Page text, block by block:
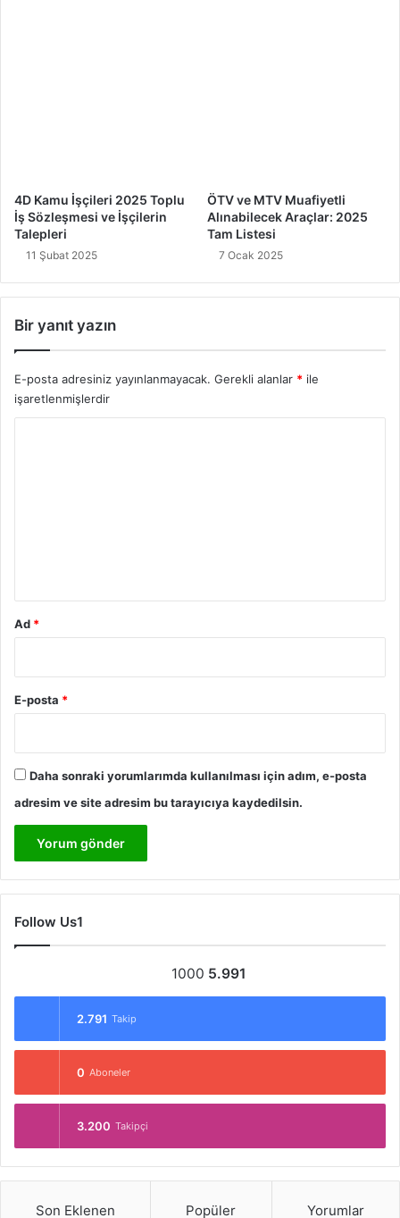
4D Kamu İşçileri 2025 Toplu
İş Sözleşmesi ve İşçilerin
Talepleri
11 Şubat 2025
ÖTV ve MTV Muafiyetli
Alınabilecek Araçlar: 2025
Tam Listesi
7 Ocak 2025
Bir yanıt yazın
E-posta adresiniz yayınlanmayacak. Gerekli alanlar * ile
işaretlenmişlerdir
Ad *
E-posta *
Daha sonraki yorumlarımda kullanılması için adım, e-posta
adresim ve site adresim bu tarayıcıya kaydedilsin.
Follow Us1
1000 5.991
2.791 Takip
0 Aboneler
3.200 Takipçi
Son Eklenen Popüler Yorumlar